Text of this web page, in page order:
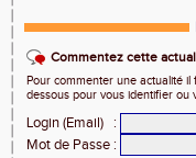
Commentez cette
Pour commenter une actualité il
dessous pour vous identifier ou
Login (Email)
:
Mot de Passe :